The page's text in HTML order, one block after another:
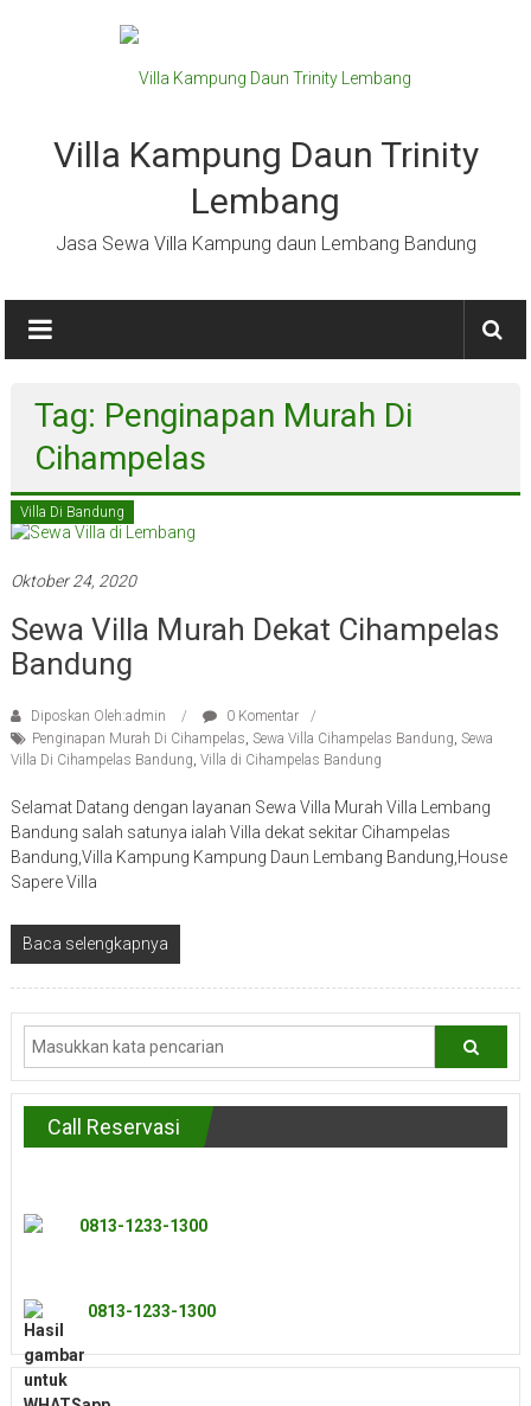
Villa Kampung Daun Trinity
Lembang
Jasa Sewa Villa Kampung daun Lembang Bandung
Tag: Penginapan Murah Di
Cihampelas
Villa Di Bandung
Oktober 24, 2020
Sewa Villa Murah Dekat Cihampelas
Bandung
Diposkan Oleh:admin
0 Komentar
Penginapan Murah Di Cihampelas, Sewa Villa Cihampelas Bandung, Sewa
Villa Di Cihampelas Bandung, Villa di Cihampelas Bandung
Selamat Datang dengan layanan Sewa Villa Murah Villa Lembang
Bandung salah satunya ialah Villa dekat sekitar Cihampelas
Bandung,Villa Kampung Kampung Daun Lembang Bandung,House
Sapere Villa
Baca selengkapnya
Call Reservasi
0813-1233-1300
0813-1233-1300